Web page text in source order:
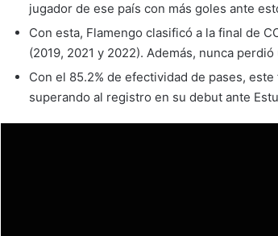
jugador de ese país con más goles ante
Con esta, Flamengo clasificó a la final de
(2019, 2021 y 2022). Además, nunca
Con el 85.2% de efectividad de pases,
superando al registro en su debut ante